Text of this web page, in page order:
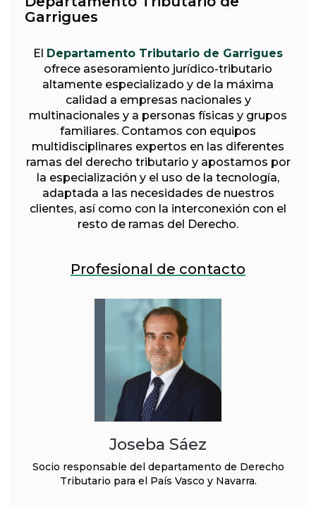
Garrigues
El Departamento Tributario de Garrigues
ofrece asesoramiento jurídico-tributario
altamente especializado y de la máxima
calidad a empresas nacionales y
multinacionales y a personas físicas y grupos
familiares. Contamos con equipos
multidisciplinares expertos en las diferentes
ramas del derecho tributario y apostamos por
la especialización y el uso de la tecnología,
adaptada a las necesidades de nuestros
clientes, así como con la interconexión con el
resto de ramas del Derecho.
Profesional de contacto
Joseba Sáez
Socio responsable del departamento de Derecho
Tributario para el País Vasco y Navarra.